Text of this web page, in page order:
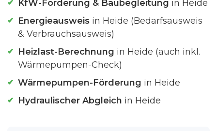
KfW-Förderung & Baubegleitung in Heide
Energieausweis in Heide (Bedarfsausweis
& Verbrauchsausweis)
Heizlast-Berechnung in Heide (auch inkl.
Wärmepumpen-Check)
Wärmepumpen-Förderung in Heide
Hydraulischer Abgleich in Heide